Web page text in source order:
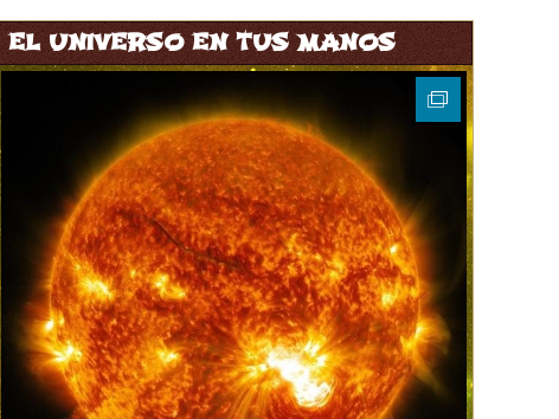
EL UNIVERSO EN TUS MANOS